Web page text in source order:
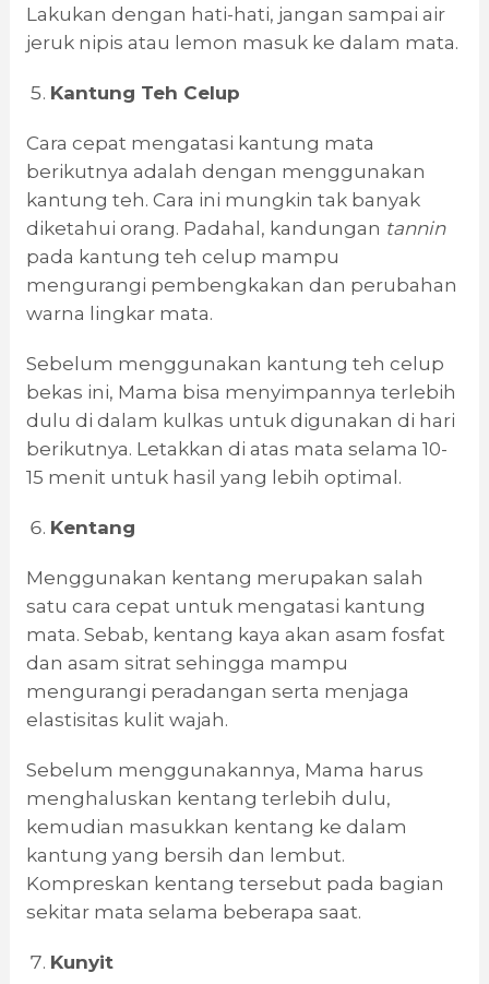
Lakukan dengan hati-hati, jangan sampai air
jeruk nipis atau lemon masuk ke dalam mata.
Kantung Teh Celup
Cara cepat mengatasi kantung mata
berikutnya adalah dengan menggunakan
kantung teh. Cara ini mungkin tak banyak
diketahui orang. Padahal, kandungan tannin
pada kantung teh celup mampu
mengurangi pembengkakan dan perubahan
warna lingkar mata.
Sebelum menggunakan kantung teh celup
bekas ini, Mama bisa menyimpannya terlebih
dulu di dalam kulkas untuk digunakan di hari
berikutnya. Letakkan di atas mata selama 10-
15 menit untuk hasil yang lebih optimal.
Kentang
Menggunakan kentang merupakan salah
satu cara cepat untuk mengatasi kantung
mata. Sebab, kentang kaya akan asam fosfat
dan asam sitrat sehingga mampu
mengurangi peradangan serta menjaga
elastisitas kulit wajah.
Sebelum menggunakannya, Mama harus
menghaluskan kentang terlebih dulu,
kemudian masukkan kentang ke dalam
kantung yang bersih dan lembut.
Kompreskan kentang tersebut pada bagian
sekitar mata selama beberapa saat.
Kunyit